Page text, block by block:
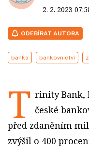
2. 2. 2023
ODEBÍRAT AUTORA
banka bankovnictví
T rinity Bank,
české
před zdaněním
zvýšil o 400